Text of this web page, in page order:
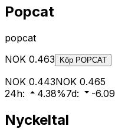
Popcat
popcat
NOK 0.463 Köp POPCAT
NOK 0.443NOK 0.465
24h: 4.38%7d: -6.09
Nyckeltal